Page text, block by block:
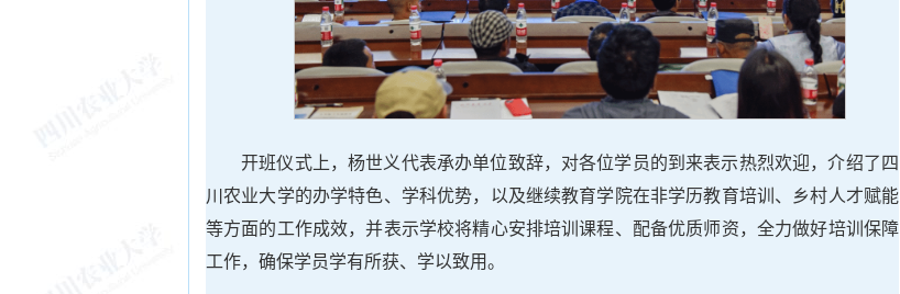
开班仪式上，杨世义代表承办单位致辞，对各位学员的到来表示热烈欢迎，介绍了四
川农业大学的办学特色、学科优势，以及继续教育学院在非学历教育培训、乡村人才赋能
等方面的工作成效，并表示学校将精心安排培训课程、配备优质师资，全力做好培训保障
工作，确保学员学有所获、学以致用。